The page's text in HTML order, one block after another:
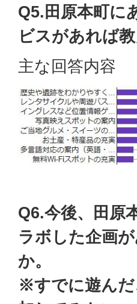
Q5.田原本町に
ビスがあれば
主な回答内容
Q6.今後、田原
ラボした企画
か。
※すでに遊んだ